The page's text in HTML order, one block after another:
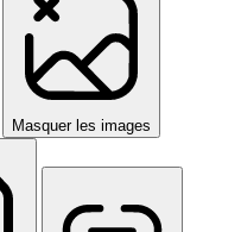
Masquer les images